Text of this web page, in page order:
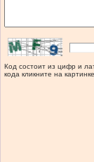
Код состоит из цифр и
кода кликните на